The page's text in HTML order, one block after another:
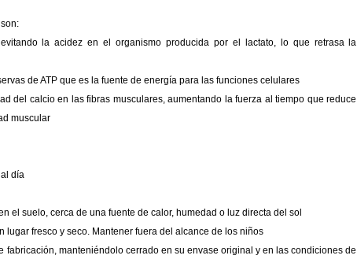
la acidez en el organismo producida por el lactato, lo que retrasa la
de ATP que es la fuente de energía para las funciones celulares
del calcio en las fibras musculares, aumentando la fuerza al tiempo que reduce
muscular
día
el suelo, cerca de una fuente de calor, humedad o luz directa del sol
lugar fresco y seco. Mantener fuera del alcance de los niños
fabricación, manteniéndolo cerrado en su envase original y en las condiciones de